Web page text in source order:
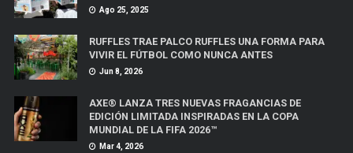
Ago 25, 2025
RUFFLES TRAE PALCO RUFFLES UNA FORMA PARA
VIVIR EL FÚTBOL COMO NUNCA ANTES
Jun 8, 2026
AXE® LANZA TRES NUEVAS FRAGANCIAS DE
EDICIÓN LIMITADA INSPIRADAS EN LA COPA
MUNDIAL DE LA FIFA 2026™
Mar 4, 2026